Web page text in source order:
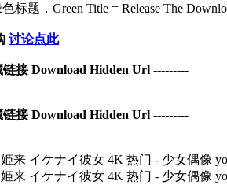
标题，Green Title = Release The
讨论点此
接 Download Hidden Url ---------
接 Download Hidden Url ---------